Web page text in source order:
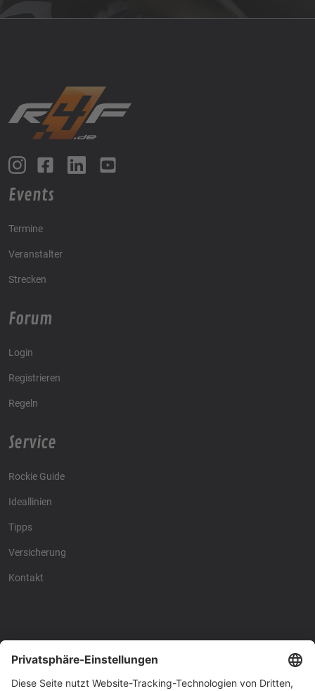
Events
Termine
Veranstalter
Strecken
Forum
Login
Registrieren
Regeln
Service
Rockie Guide
Ideallinien
Tipps
Versicherung
Kontakt